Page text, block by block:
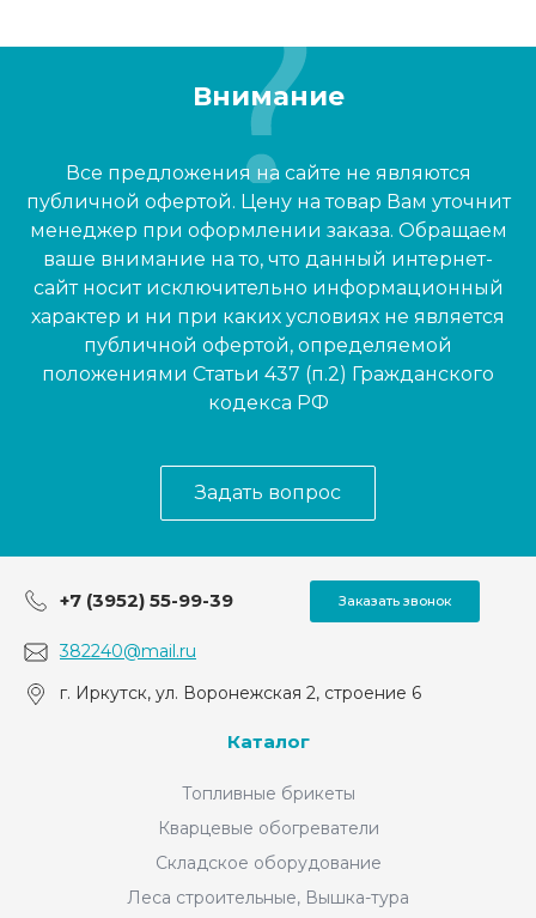
Внимание
Все предложения на сайте не являются
публичной офертой. Цену на товар Вам уточнит
менеджер при оформлении заказа. Обращаем
ваше внимание на то, что данный интернет-
сайт носит исключительно информационный
характер и ни при каких условиях не является
публичной офертой, определяемой
положениями Статьи 437 (п.2) Гражданского
кодекса РФ
Задать вопрос
+7 (3952) 55-99-39 Заказать звонок
382240@mail.ru
г. Иркутск, ул. Воронежская 2, строение 6
Каталог
Топливные брикеты
Кварцевые обогреватели
Складское оборудование
Леса строительные, Вышка-тура